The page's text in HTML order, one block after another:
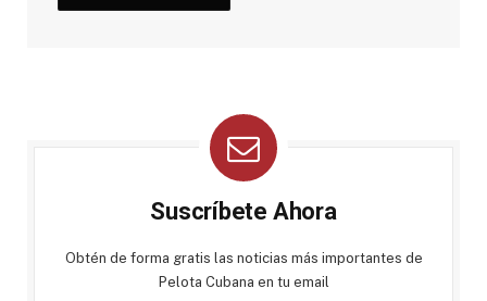
Suscríbete Ahora
Obtén de forma gratis las noticias más importantes de
Pelota Cubana en tu email